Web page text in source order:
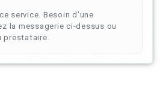
service. Besoin d'une
la messagerie ci-dessus ou
prestataire.